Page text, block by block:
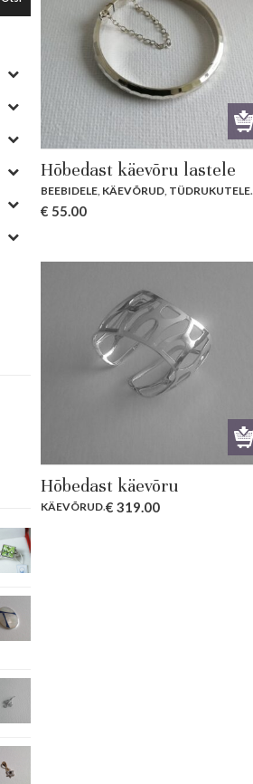
Hõbedast käevõru lastele
BEEBIDELE, KÄEVÕRUD, TÜDRUKUTELE.
€ 55.00
Hõbedast käevõru
KÄEVÕRUD.€ 319.00